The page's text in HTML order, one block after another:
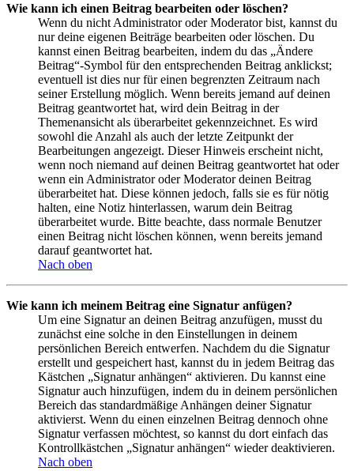
Wie kann ich einen Beitrag bearbeiten oder löschen?
Wenn du nicht Administrator oder Moderator bist, kannst du
nur deine eigenen Beiträge bearbeiten oder löschen. Du
kannst einen Beitrag bearbeiten, indem du das „Ändere
Beitrag“-Symbol für den entsprechenden Beitrag anklickst;
eventuell ist dies nur für einen begrenzten Zeitraum nach
seiner Erstellung möglich. Wenn bereits jemand auf deinen
Beitrag geantwortet hat, wird dein Beitrag in der
Themenansicht als überarbeitet gekennzeichnet. Es wird
sowohl die Anzahl als auch der letzte Zeitpunkt der
Bearbeitungen angezeigt. Dieser Hinweis erscheint nicht,
wenn noch niemand auf deinen Beitrag geantwortet hat oder
wenn ein Administrator oder Moderator deinen Beitrag
überarbeitet hat. Diese können jedoch, falls sie es für nötig
halten, eine Notiz hinterlassen, warum dein Beitrag
überarbeitet wurde. Bitte beachte, dass normale Benutzer
einen Beitrag nicht löschen können, wenn bereits jemand
darauf geantwortet hat.
Nach oben
Wie kann ich meinem Beitrag eine Signatur anfügen?
Um eine Signatur an deinen Beitrag anzufügen, musst du
zunächst eine solche in den Einstellungen in deinem
persönlichen Bereich entwerfen. Nachdem du die Signatur
erstellt und gespeichert hast, kannst du in jedem Beitrag das
Kästchen „Signatur anhängen“ aktivieren. Du kannst eine
Signatur auch hinzufügen, indem du in deinem persönlichen
Bereich das standardmäßige Anhängen deiner Signatur
aktivierst. Wenn du einen einzelnen Beitrag dennoch ohne
Signatur verfassen möchtest, so kannst du dort einfach das
Kontrollkästchen „Signatur anhängen“ wieder deaktivieren.
Nach oben